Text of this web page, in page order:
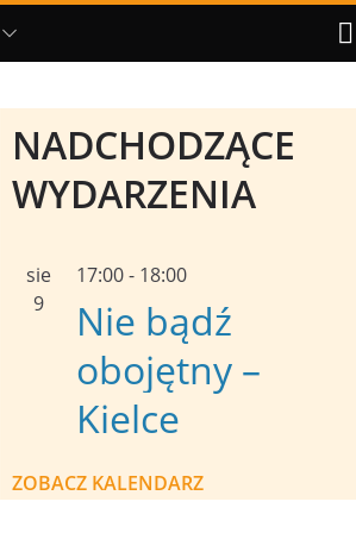
NADCHODZĄCE
WYDARZENIA
sie
9
17:00- 18:00
Nie bądź
obojętny –
Kielce
ZOBACZ KALENDARZ